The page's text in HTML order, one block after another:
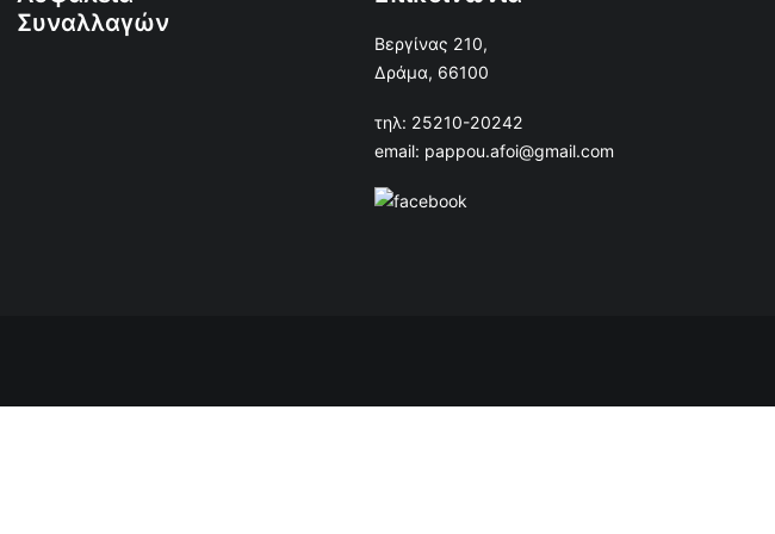
Συναλλαγών
Βεργίνας 210,
Δράμα, 66100
τηλ: 25210-20242
email: pappou.afoi@gmail.com